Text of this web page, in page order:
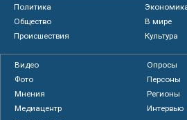
Политика
Общество
В мире
Происшествия
Культура
Видео
Опросы
Фото
Персоны
Мнения
Регионы
Медиацентр
Интервью